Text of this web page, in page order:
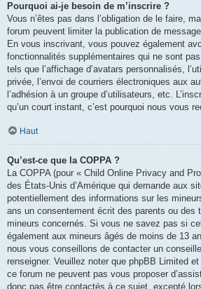
Pourquoi ai-je besoin de m’inscrire ?
Vous n’êtes pas dans l’obligation de le faire,
forum peuvent limiter la publication de
En vous inscrivant, vous pouvez également
fonctionnalités supplémentaires qui ne sont
tels que l’affichage d’avatars personnalisés,
privée, l’envoi de courriers électroniques aux
l’adhésion à un groupe d’utilisateurs, etc.
qu’un court instant, c’est pourquoi nous vous
Haut
Qu’est-ce que la COPPA ?
La COPPA (pour « Child Online Privacy and
des États-Unis d’Amérique qui demande aux
potentiellement des informations sur les
ans un consentement écrit des parents ou des
mineurs concernés. Si vous ne savez pas si
également aux mineurs âgés de moins de 13
nous vous conseillons de contacter un
renseigner. Veuillez noter que phpBB Limited
ce forum ne peuvent pas vous proposer
donc pas être contactés à ce sujet, excepté